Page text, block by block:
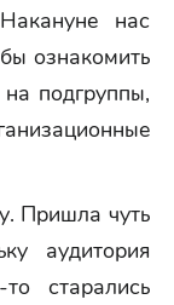
нас
ознакомить
подгруппы,
Пришла чуть
аудитория
старались